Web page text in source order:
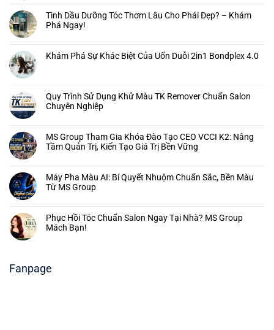
Tinh Dầu Dưỡng Tóc Thơm Lâu Cho Phái Đẹp? – Khám
Phá Ngay!
Khám Phá Sự Khác Biệt Của Uốn Duỗi 2in1 Bondplex 4.0
Quy Trình Sử Dụng Khử Màu TK Remover Chuẩn Salon
Chuyên Nghiệp
MS Group Tham Gia Khóa Đào Tạo CEO VCCI K2: Nâng
Tầm Quản Trị, Kiến Tạo Giá Trị Bền Vững
Máy Pha Màu AI: Bí Quyết Nhuộm Chuẩn Sắc, Bền Màu
Từ MS Group
Phục Hồi Tóc Chuẩn Salon Ngay Tại Nhà? MS Group
Mách Bạn!
Fanpage